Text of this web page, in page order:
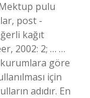
pulu
post -
kağıt
2002: 2; … …
kurumlara göre
için
adıdır. En